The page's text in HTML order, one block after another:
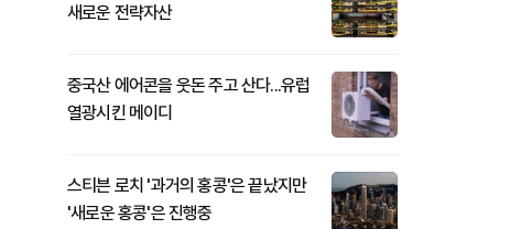
새로운 전략자산
중국산 에어콘을 웃돈 주고 산다...유럽
열광시킨 메이디
스티븐 로치 '과거의 홍콩'은 끝났지만
'새로운 홍콩'은 진행중